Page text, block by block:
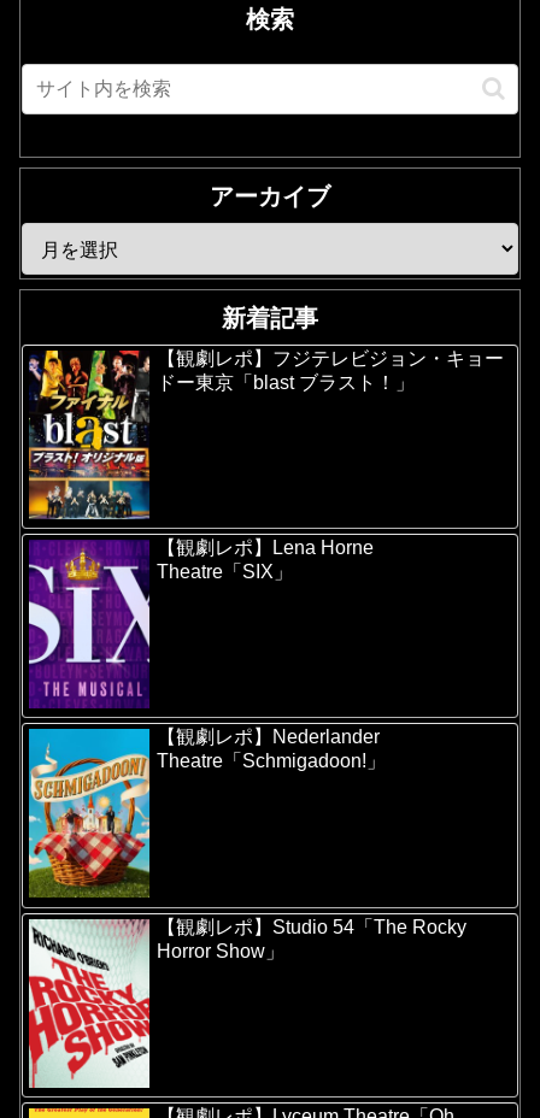
検索
アーカイブ
新着記事
【観劇レポ】フジテレビジョン・キョー
ドー東京「blast ブラスト！」
【観劇レポ】Lena Horne
Theatre「SIX」
【観劇レポ】Nederlander
Theatre「Schmigadoon!」
【観劇レポ】Studio 54「The Rocky
Horror Show」